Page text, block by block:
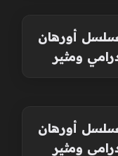
24 من مسلسل أورهان
ومثير
24 من مسلسل أورهان
ومثير